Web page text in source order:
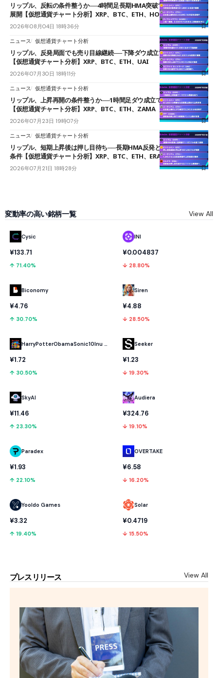
リップル、反転の条件整うか──4時間足長期HMA突破で雲下端を目指す
展開【仮想通貨チャート分析】XRP、BTC、ETH、HOME
2026年08月04日 18時36分
ニュース 仮想通貨チャート分析
リップル、反発局面でも売り目線継続──下降ダウ成立で下値追う展開
【仮想通貨チャート分析】XRP、BTC、ETH、UAI
2026年07月30日 18時11分
ニュース 仮想通貨チャート分析
リップル、上昇再開の条件整うか──1時間足ダウ成立で1.185ドルを狙う
【仮想通貨チャート分析】XRP、BTC、ETH、ZAMA
2026年07月23日 19時07分
ニュース 仮想通貨チャート分析
リップル、短期上昇後は押し目待ち──長期HMA反発と雲上抜けが買い
条件【仮想通貨チャート分析】XRP、BTC、ETH、ERA
2026年07月21日 18時28分
変動率の高い銘柄一覧 View All
Cysic
¥133.71
↑ 71.40%
Biconomy
¥4.76
↑ 30.70%
HarryPotterObamaSonic10Inu (ETH)
¥1.72
↑ 30.50%
SkyAI
¥11.46
↑ 23.30%
Paradex
¥1.93
↑ 22.10%
Yooldo Games
¥3.32
↑ 19.40%
INI
¥0.004837
↓ 28.80%
Siren
¥4.88
↓ 28.50%
Seeker
¥1.23
↓ 19.30%
Audiera
¥324.76
↓ 19.10%
OVERTAKE
¥6.58
↓ 16.20%
Solar
¥0.4719
↓ 15.50%
プレスリリース View All